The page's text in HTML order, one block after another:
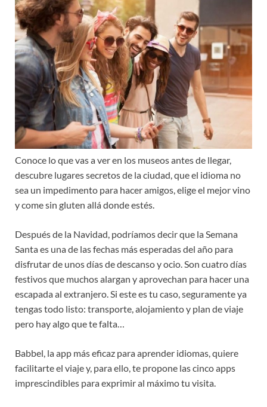
Conoce lo que vas a ver en los museos antes de llegar,
descubre lugares secretos de la ciudad, que el idioma no
sea un impedimento para hacer amigos, elige el mejor vino
y come sin gluten allá donde estés.
Después de la Navidad, podríamos decir que la Semana
Santa es una de las fechas más esperadas del año para
disfrutar de unos días de descanso y ocio. Son cuatro días
festivos que muchos alargan y aprovechan para hacer una
escapada al extranjero. Si este es tu caso, seguramente ya
tengas todo listo: transporte, alojamiento y plan de viaje
pero hay algo que te falta…
Babbel, la app más eficaz para aprender idiomas, quiere
facilitarte el viaje y, para ello, te propone las cinco apps
imprescindibles para exprimir al máximo tu visita.